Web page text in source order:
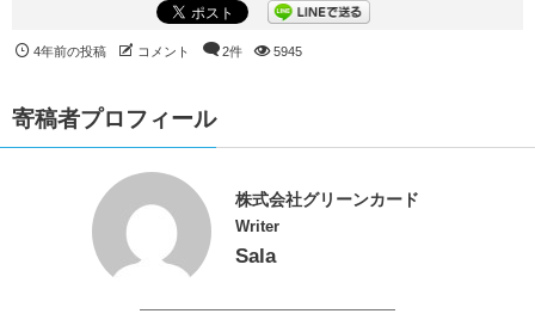
4年前の投稿 コメント 2件 5945
寄稿者プロフィール
株式会社グリーンカード
Writer
Sala